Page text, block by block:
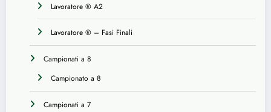
Lavoratore ® A2
Lavoratore ® – Fasi Finali
Campionati a 8
Campionato a 8
Campionati a 7